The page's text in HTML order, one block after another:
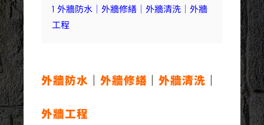
1 外牆防水｜外牆修繕｜外牆清洗｜外牆
工程
外牆防水 外牆修繕 ｜外牆清洗
外牆工程